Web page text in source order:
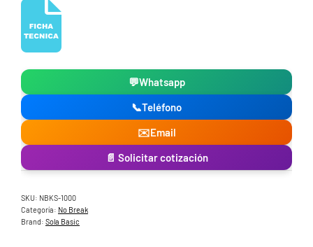
💬Whatsapp
📞Teléfono
✉️Email
📄 Solicitar cotización
SKU: NBKS-1000
Categoría: No Break
Brand: Sola Basic